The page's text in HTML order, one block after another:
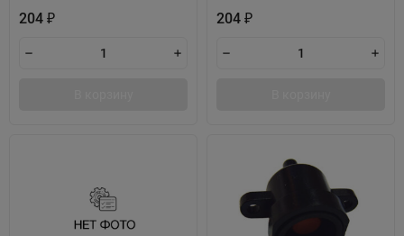
204 ₽ 204 ₽